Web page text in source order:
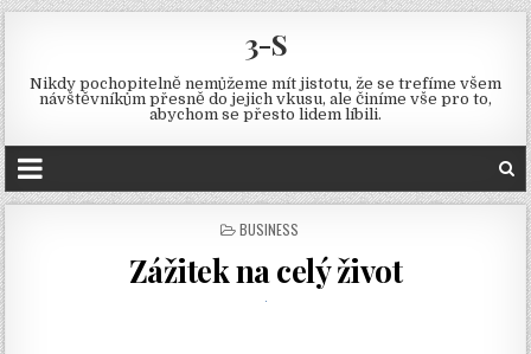
3-S
Nikdy pochopitelně nemůžeme mít jistotu, že se trefíme všem
návštěvníkům přesně do jejich vkusu, ale činíme vše pro to,
abychom se přesto lidem líbili.
POSTED
BUSINESS
Zážitek na celý život